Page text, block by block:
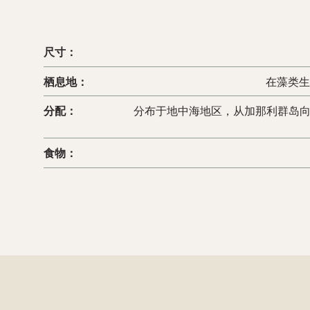
尺寸：
栖息地： 在藻类
分配： 分布于地中海地区，从加那利群岛
食物：